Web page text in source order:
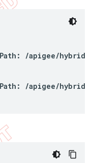
/apigee/
/apigee/